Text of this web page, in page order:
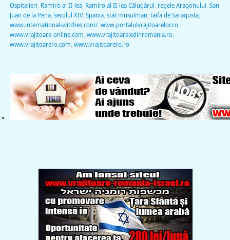
Ospitalieri Ramiro al II-lea, Ramiro al II-lea Călugărul regele Aragonului San
Juan de la Pena, secolul XIV, Spania, stat musulman taifa de Saraqusta,
www.international-witches.com/, www.portalulvrajitoarelor.ro,
www.vrajitoare-online.com www.vrajitoareledinromania.ro,
www.vrajitoarero.com www.vrajitoarero.ro